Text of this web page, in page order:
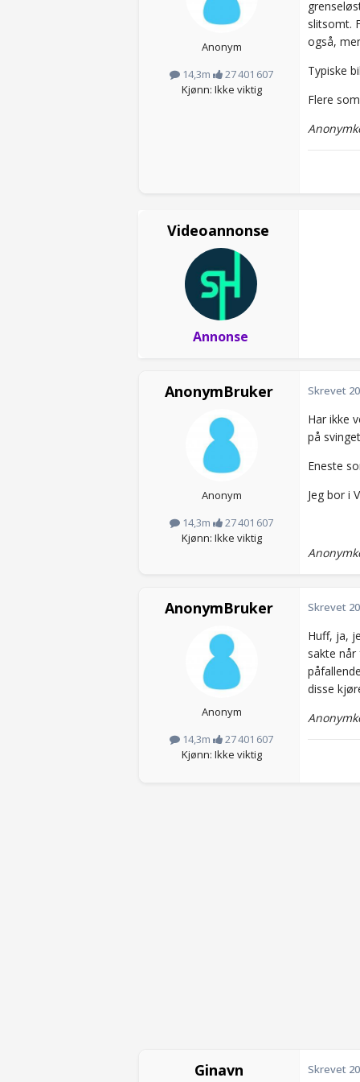
Anonym
14,3m
27 401 607
Kjønn: Ikke viktig
slitsomt.
også,
Typiske
Flere
Videoannonse
Annonse
AnonymBruker
Anonym
14,3m
27 401 607
Kjønn: Ikke viktig
Skrevet
Har ikke
på
Eneste
Jeg bor i
AnonymBruker
Anonym
14,3m
27 401 607
Kjønn: Ikke viktig
Skrevet
Huff, ja,
sakte
disse
Ginavn Skrevet